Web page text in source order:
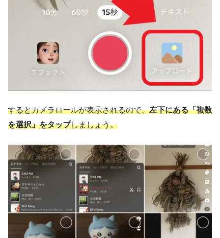
するとカメラロールが表示されるので、左下にある「複数
を選択」をタップしましょう。